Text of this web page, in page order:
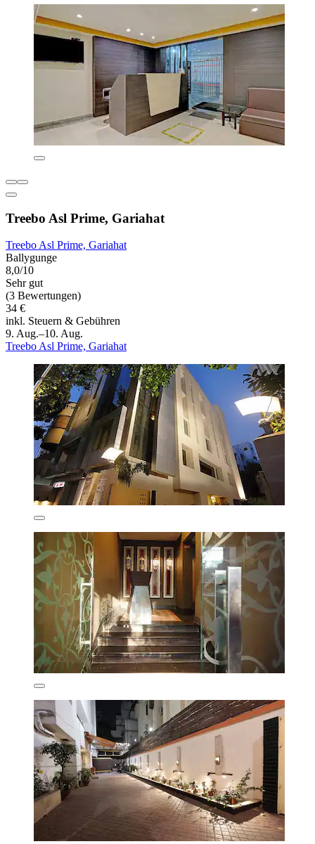
Treebo Asl Prime, Gariahat
Treebo Asl Prime, Gariahat
Ballygunge
8,0/10
Sehr gut
(3 Bewertungen)
34 €
inkl. Steuern & Gebühren
9. Aug.–10. Aug.
Treebo Asl Prime, Gariahat